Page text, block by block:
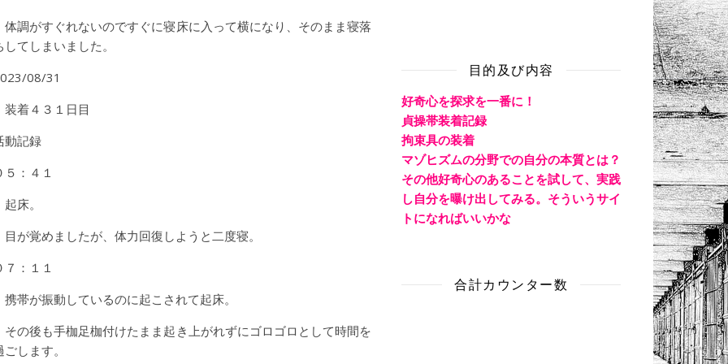
調がすぐれないのですぐに寝床に入って横になり、そのまま寝落
してしまいました。
08/31
着４３１日目
動記録
５：４１
床。
が覚めましたが、体力回復しようと二度寝。
７：１１
帯が振動しているのに起こされて起床。
の後も手枷足枷付けたまま起き上がれずにゴロゴロとして時間を
ごします。
目的及び内容
好奇心を探求を一番に！
貞操帯装着記録
拘束具の装着
マゾヒズムの分野での自分の本質とは？
その他好奇心のあることを試して、実践
し自分を曝け出してみる。そういうサイ
トになればいいかな
合計カウンター数